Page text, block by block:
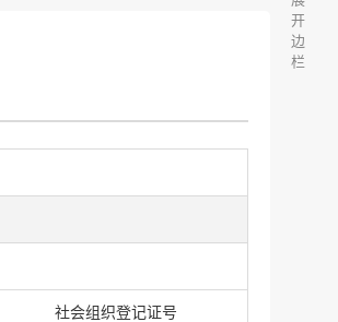
社会组织登记证号
开
边
栏